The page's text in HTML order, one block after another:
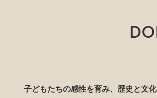
子どもたちの感性を育み、歴史と文